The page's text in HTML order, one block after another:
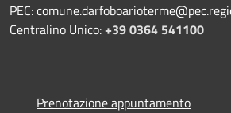
PEC:
Centralino Unico:+39 0364 541100
Prenotazione appuntamento